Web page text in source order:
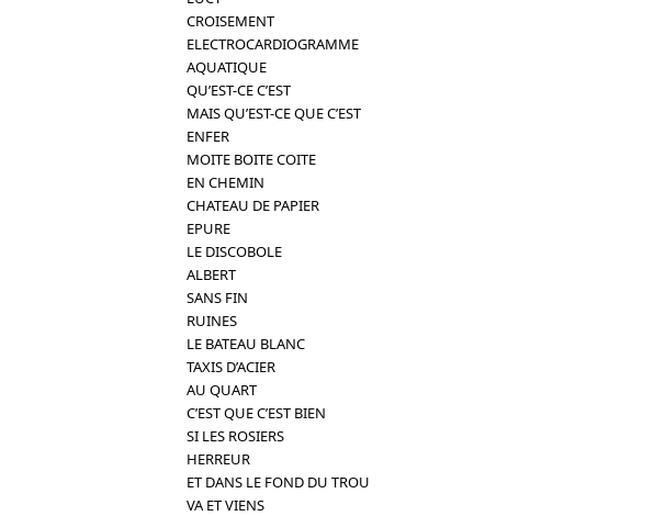
CROISEMENT
ELECTROCARDIOGRAMME
AQUATIQUE
QU’EST-CE C’EST
MAIS QU’EST-CE QUE C’EST
ENFER
MOITE BOITE COITE
EN CHEMIN
CHATEAU DE PAPIER
EPURE
LE DISCOBOLE
ALBERT
SANS FIN
RUINES
LE BATEAU BLANC
TAXIS D’ACIER
AU QUART
C’EST QUE C’EST BIEN
SI LES ROSIERS
HERREUR
ET DANS LE FOND DU TROU
VA ET VIENS